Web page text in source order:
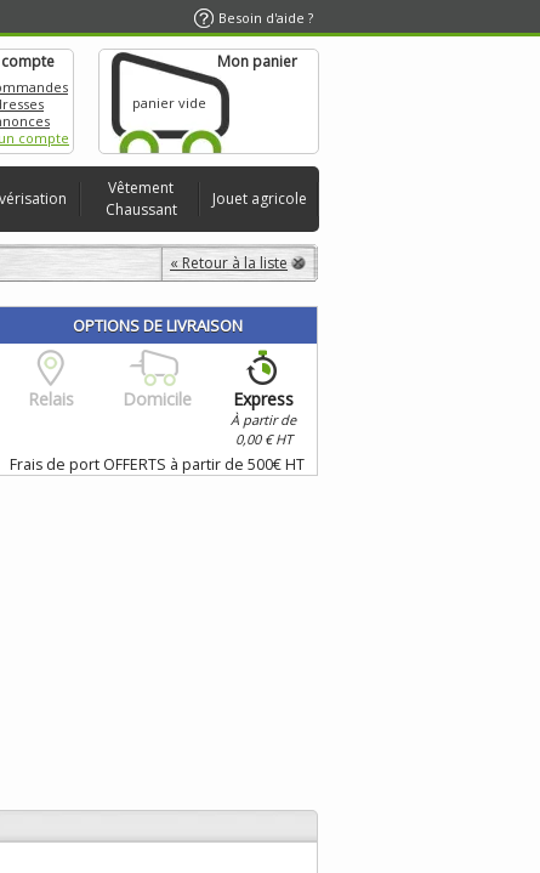
Besoin d'aide ?
compte
Mon panier
panier vide
Vêtement
Chaussant
Jouet agricole
« Retour à la liste
OPTIONS DE LIVRAISON
Relais Domicile Express
À partir de
0,00 € HT
Frais de port OFFERTS à partir de 500€ HT